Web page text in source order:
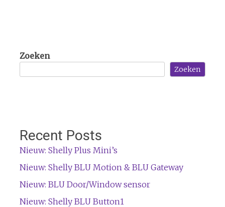
Zoeken
Zoeken
Recent Posts
Nieuw: Shelly Plus Mini’s
Nieuw: Shelly BLU Motion & BLU Gateway
Nieuw: BLU Door/Window sensor
Nieuw: Shelly BLU Button1